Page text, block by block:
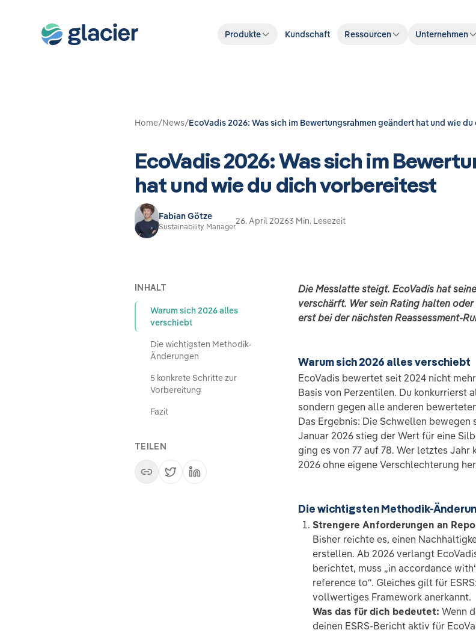
Produkte Kundschaft Ressourcen Unternehmen
Home/News/EcoVadis 2026: Was sich im Bewertungsrahmen geändert hat und wie
EcoVadis 2026: Was sich im
hat und wie du dich vorbereitest
Fabian Götze
Sustainability Manager
26. April 20263 Min. Lesezeit
INHALT
Warum sich 2026 alles
verschiebt
Die wichtigsten Methodik-
Änderungen
5 konkrete Schritte zur
Vorbereitung
Fazit
TEILEN
Die Messlatte steigt. EcoVadis hat
verschärft. Wer sein Rating halten
erst bei der nächsten Reassessment-
Warum sich 2026 alles verschiebt
EcoVadis bewertet seit 2024 nicht
Basis von Perzentilen. Du konkurrierst
sondern gegen alle anderen
Das Ergebnis: Die Schwellen
Januar 2026 stieg der Wert für eine
ging es von 77 auf 78. Wer letztes
2026 ohne eigene Verschlechterung
Die wichtigsten Methodik-
Strengere Anforderungen an
Bisher reichte es, einen
erstellen. Ab 2026 verlangt
berichtet, muss „in accordance
reference to“. Gleiches gilt für
vollwertiges Framework anerkannt.
Was das für dich bedeutet: Wenn
deinen ESRS-Bericht aktiv für